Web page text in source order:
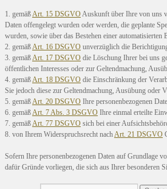
1. gemäßArt. 15 DSGVOAuskunft über Ihre von uns
Daten offengelegt wurden oder werden, die geplante
wurden, sowie über das Bestehen einer
2. gemäßArt. 16 DSGVO unverzüglich die
3. gemäßArt. 17 DSGVO die Löschung Ihrer bei uns
öffentlichen Interesses oder zur Geltendmachung,
4. gemäßArt. 18 DSGVO die Einschränkung der
Sie jedoch diese zur Geltendmachung, Ausübung oder
5. gemäßArt. 20 DSGVO Ihre personenbezogenen
6. gemäßArt. 7 Abs. 3 DSGVO Ihre einmal erteilte
7. gemäßArt. 77 DSGVO sich bei einer
8. von Ihrem Widerspruchsrecht nachArt. 21 DSGVO
Sofern Ihre personenbezogenen Daten auf Grundlage
dafür Gründe vorliegen, die sich aus Ihrer besonderen